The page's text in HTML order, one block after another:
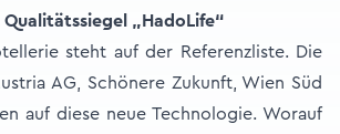
„HadoLife“
steht auf der Referenzliste. Die
AG, Schönere Zukunft, Wien Süd
auf diese neue Technologie. Worauf